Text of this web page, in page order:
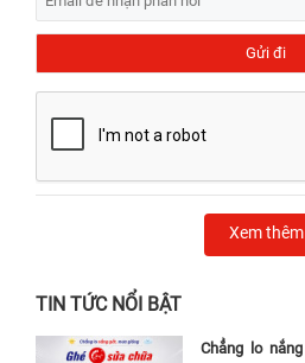
Xem thêm
TIN TỨC NỔI BẬT
Chẳng lo